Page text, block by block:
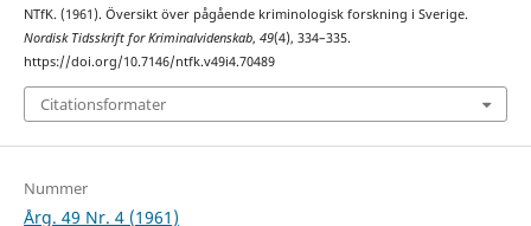
NTfK. (1961). Översikt över pågående kriminologisk forskning i Sverige.
Nordisk Tidsskrift for Kriminalvidenskab, 49(4), 334–335.
https://doi.org/10.7146/ntfk.v49i4.70489
Citationsformater
Nummer
Årg. 49 Nr. 4 (1961)